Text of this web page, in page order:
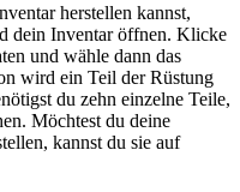
herstellen kannst,
dein Inventar öffnen. Klicke
und wähle dann das
wird ein Teil der Rüstung
du zehn einzelne Teile,
Möchtest du deine
kannst du sie auf